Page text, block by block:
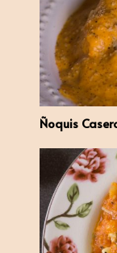
Ñoquis